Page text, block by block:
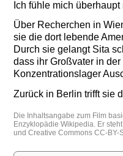
Ich fühle mich
Über Recherchen in
sie die dort lebende
Durch sie gelangt Sita
dass ihr Großvater in
Konzentrationslager
Zurück in Berlin trifft sie
Die Inhaltsangabe zum Film
EnzyklopädieWikipedia . Er
undCreative Commons CC-BY-